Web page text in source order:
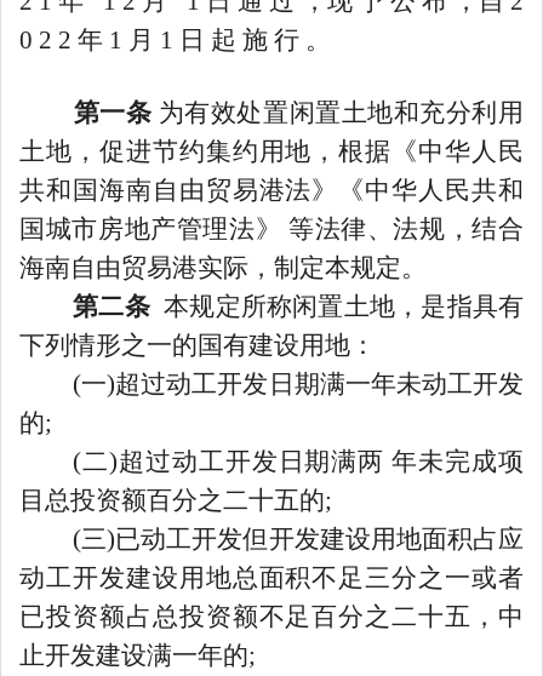
0 2 2 年 1 月 1 日 起 施 行 。
第一条 为有效处置闲置土地和充分利用
土地，促进节约集约用地，根据《中华人民
共和国海南自由贸易港法》《中华人民共和
国城市房地产管理法》
等法律、法规，结合
海南自由贸易港实际，制定本规定。
第二条 本规定所称闲置土地，是指具有
下列情形之一的国有建设用地：
(一)超过动工开发日期满一年未动工开发
的;
(二)超过动工开发日期满两 年未完成项
目总投资额百分之二十五的;
(三)已动工开发但开发建设用地面积占应
动工开发建设用地总面积不足三分之一或者
已投资额占总投资额不足百分之二十五，中
止开发建设满一年的;